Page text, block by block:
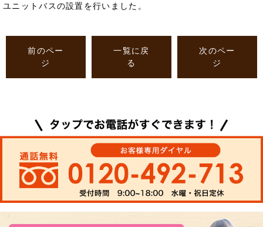
ユニットバスの設置を行いました。
前のペー
ジ
一覧に戻
る
次のペー
ジ